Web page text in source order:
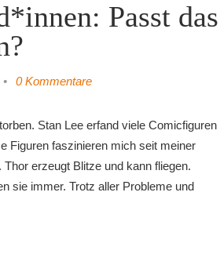
Passt das
• 0 Kommentare
Stan Lee erfand viele Comicfiguren
Figuren faszinieren mich seit meiner
erzeugt Blitze und kann fliegen.
sie immer. Trotz aller Probleme und